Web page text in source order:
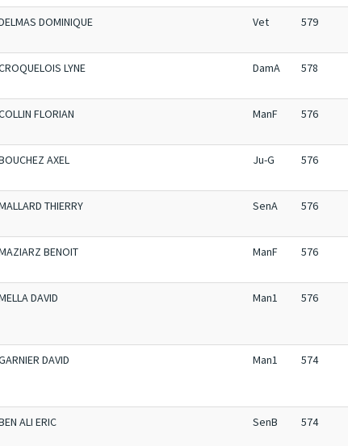
DOMINIQUE Vet 579
LYNE DamA 578
FLORIAN ManF 576
AXEL Ju-G 576
THIERRY SenA 576
BENOIT ManF 576
DAVID Man1 576
DAVID Man1 574
ALI ERIC SenB 574